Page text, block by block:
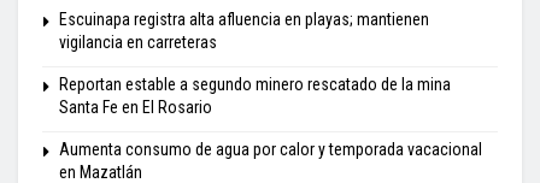
Escuinapa registra alta afluencia en playas; mantienen
vigilancia en carreteras
Reportan estable a segundo minero rescatado de la mina
Santa Fe en El Rosario
Aumenta consumo de agua por calor y temporada vacacional
en Mazatlán